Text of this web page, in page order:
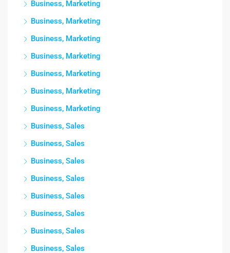
Business, Marketing
Business, Marketing
Business, Marketing
Business, Marketing
Business, Marketing
Business, Marketing
Business, Marketing
Business, Sales
Business, Sales
Business, Sales
Business, Sales
Business, Sales
Business, Sales
Business, Sales
Business, Sales